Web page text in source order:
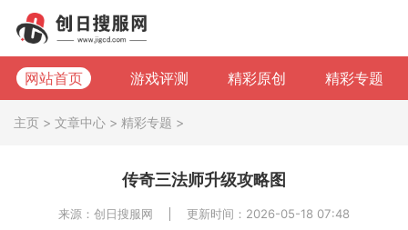
网站首页 游戏评测 精彩原创 精彩专题
主页 > 文章中心 > 精彩专题 >
传奇三法师升级攻略图
来源：创日搜服网 更新时间：2026-05-18 07:48